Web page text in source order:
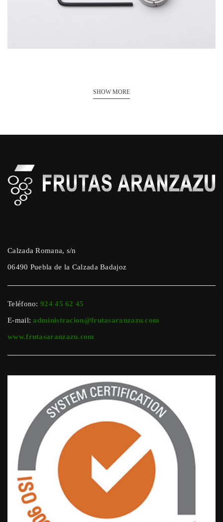
SHOW MORE
Calzada Romana, s/n
06490 Puebla de la Calzada Badajoz
Teléfono: 924 45 62 45
E-mail: administracion@frutasaranzazu.com
www.frutasaranzazu.com